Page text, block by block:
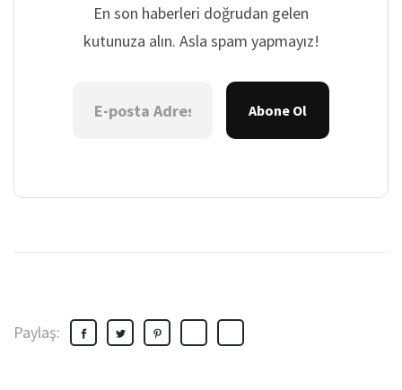
En son haberleri doğrudan gelen
kutunuza alın. Asla spam yapmayız!
Abone Ol
Paylaş: